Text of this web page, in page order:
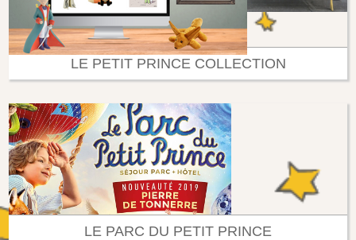
LE PETIT PRINCE COLLECTION
LE PARC DU PETIT PRINCE